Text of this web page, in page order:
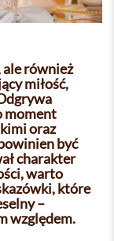
ale również
miłość,
moment
oraz
być
charakter
warto
które
–
względem.